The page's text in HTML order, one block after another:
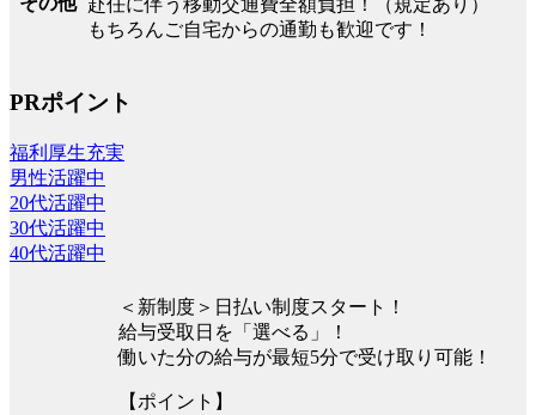
もちろんご自宅からの通勤も歓迎です！
PRポイント
福利厚生充実
男性活躍中
20代活躍中
30代活躍中
40代活躍中
＜新制度＞日払い制度スタート！
給与受取日を「選べる」！
働いた分の給与が最短5分で受け取り可能！
【ポイント】